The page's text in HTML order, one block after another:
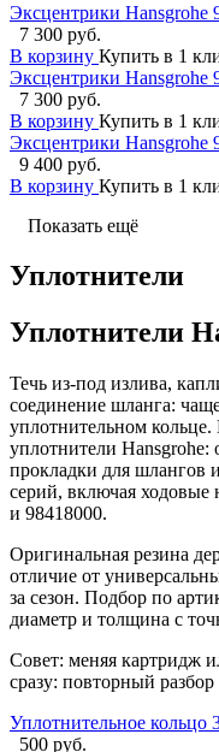
Эксцентрики Hansgrohe
7 300 руб.
В корзину Купить в 1
Эксцентрики Hansgrohe
7 300 руб.
В корзину Купить в 1
Эксцентрики Hansgrohe
9 400 руб.
В корзину Купить в 1
Показать ещё
Уплотнители
Уплотнители
Течь из-под излива,
соединение шланга:
уплотнительном
уплотнители
прокладки для шлангов
серий, включая ходовые
и 98418000.
Оригинальная резина
отличие от
за сезон. Подбор по
диаметр и толщина с
Совет: меняя картридж
сразу: повторный
Уплотнительное кольцо
500 руб.